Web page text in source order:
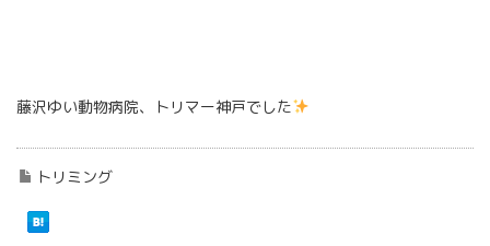
藤沢ゆい動物病院、トリマー神戸でした
トリミング